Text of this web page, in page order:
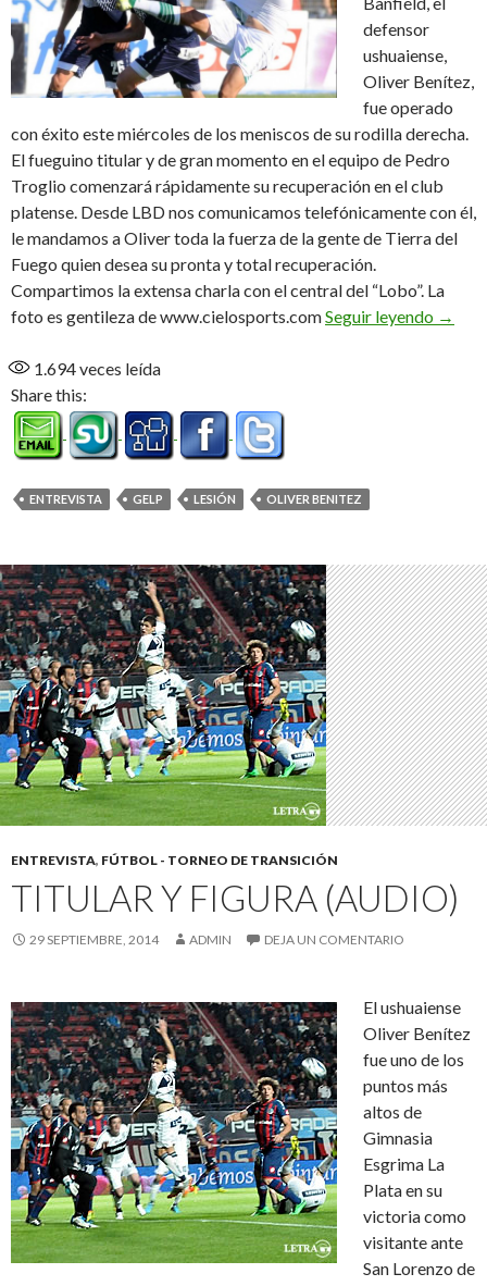
defensor
ushuaiense,
Oliver Benítez,
fue operado
con éxito este miércoles de los meniscos de su rodilla derecha.
El fueguino titular y de gran momento en el equipo de Pedro
Troglio comenzará rápidamente su recuperación en el club
platense. Desde LBD nos comunicamos telefónicamente con él,
le mandamos a Oliver toda la fuerza de la gente de Tierra del
Fuego quien desea su pronta y total recuperación.
Compartimos la extensa charla con el central del “Lobo”. La
foto es gentileza de www.cielosports.comSeguir leyendo “En
→
1.694veces leída
Share this:
ENTREVISTA GELP LESIÓN OLIVER BENITEZ
ENTREVISTA, FÚTBOL - TORNEO DE TRANSICIÓN
TITULAR Y FIGURA (AUDIO)
29 SEPTIEMBRE, 2014 ADMIN DEJA UN COMENTARIO
El ushuaiense
Oliver Benítez
fue uno de los
puntos más
altos de
Gimnasia
Esgrima La
Plata en su
victoria como
visitante ante
San Lorenzo de